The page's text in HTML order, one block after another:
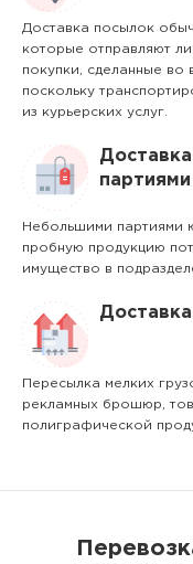
Доставка посылок
которые отправляют
покупки, сделанные во
поскольку
из курьерских услуг.
партиями
Небольшими партиями
пробную продукцию
имущество в
Пересылка мелких
рекламных брошюр,
полиграфической